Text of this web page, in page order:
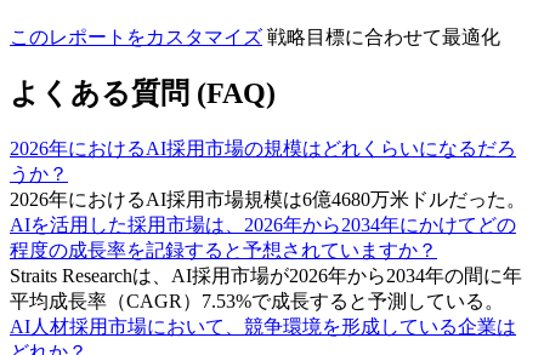
このレポートをカスタマイズ 戦略目標に合わせて最適化
よくある質問 (FAQ)
2026年におけるAI採用市場の規模はどれくらいになるだろ
うか？
2026年におけるAI採用市場規模は6億4680万米ドルだった。
AIを活用した採用市場は、2026年から2034年にかけてどの
程度の成長率を記録すると予想されていますか？
Straits Researchは、AI採用市場が2026年から2034年の間に年
平均成長率（CAGR）7.53%で成長すると予測している。
AI人材採用市場において、競争環境を形成している企業は